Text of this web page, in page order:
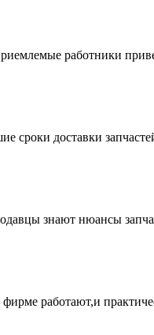
работники
сроки доставки
знают нюансы
работают,и